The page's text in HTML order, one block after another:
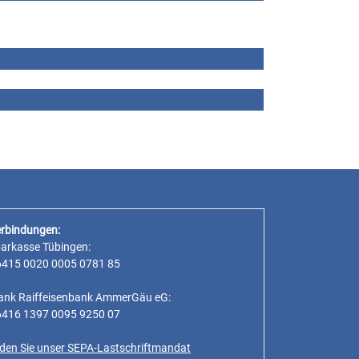
Tübingen:
0020 0005 0781 85
Raiffeisenbank AmmerGäu eG:
1397 0095 9250 07
Sie unser SEPA-Lastschriftmandat